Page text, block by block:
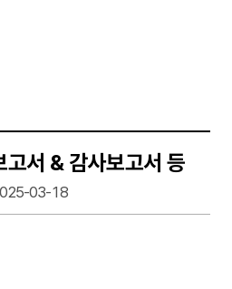
서 & 감사보고서 등
03-18